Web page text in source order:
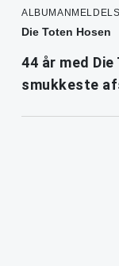
Die Toten Hosen
44 år med
smukkeste